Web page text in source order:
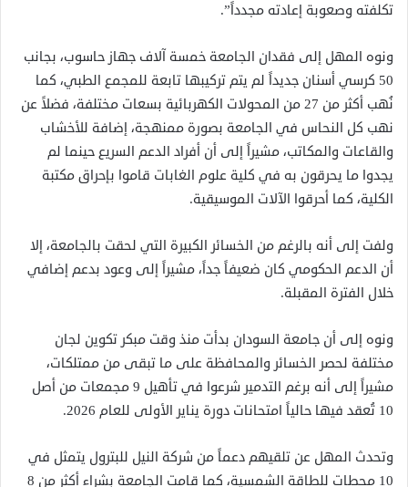
تكلفته وصعوبة إعادته مجدداً”.
ونوه المهل إلى فقدان الجامعة خمسة آلاف جهاز حاسوب، بجانب
50 كرسي أسنان جديداً لم يتم تركيبها تابعة للمجمع الطبي، كما
نُهب أكثر من 27 من المحولات الكهربائية بسعات مختلفة، فضلاً عن
نهب كل النحاس في الجامعة بصورة ممنهجة، إضافة للأخشاب
والقاعات والمكاتب، مشيراً إلى أن أفراد الدعم السريع حينما لم
يجدوا ما يحرقون به في كلية علوم الغابات قاموا بإحراق مكتبة
الكلية، كما أحرقوا الآلات الموسيقية.
ولفت إلى أنه بالرغم من الخسائر الكبيرة التي لحقت بالجامعة، إلا
أن الدعم الحكومي كان ضعيفاً جداً، مشيراً إلى وعود بدعم إضافي
خلال الفترة المقبلة.
ونوه إلى أن جامعة السودان بدأت منذ وقت مبكر تكوين لجان
مختلفة لحصر الخسائر والمحافظة على ما تبقى من ممتلكات،
مشيراً إلى أنه برغم التدمير شرعوا في تأهيل 9 مجمعات من أصل
10 تُعقد فيها حالياً امتحانات دورة يناير الأولى للعام 2026.
وتحدث المهل عن تلقيهم دعماً من شركة النيل للبترول يتمثل في
10 محطات للطاقة الشمسية، كما قامت الجامعة بشراء أكثر من 8